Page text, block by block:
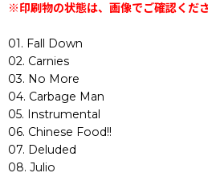
※印刷物の状態は、画像でご確認くださ
01. Fall Down
02. Carnies
03. No More
04. Carbage Man
05. Instrumental
06. Chinese Food!!
07. Deluded
08. Julio